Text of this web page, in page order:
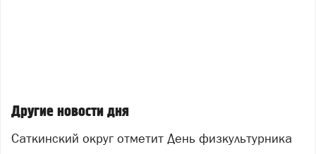
Другие новости дня
Саткинский округ отметит День физкультурника